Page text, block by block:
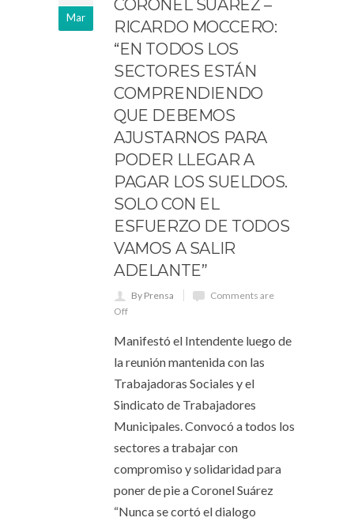
Mar
CORONEL SUÁREZ –
RICARDO MOCCERO:
“EN TODOS LOS
SECTORES ESTÁN
COMPRENDIENDO
QUE DEBEMOS
AJUSTARNOS PARA
PODER LLEGAR A
PAGAR LOS SUELDOS.
SOLO CON EL
ESFUERZO DE TODOS
VAMOS A SALIR
ADELANTE”
By Prensa
Comments are
Off
Manifestó el Intendente luego de
la reunión mantenida con las
Trabajadoras Sociales y el
Sindicato de Trabajadores
Municipales. Convocó a todos los
sectores a trabajar con
compromiso y solidaridad para
poner de pie a Coronel Suárez
“Nunca se cortó el dialogo